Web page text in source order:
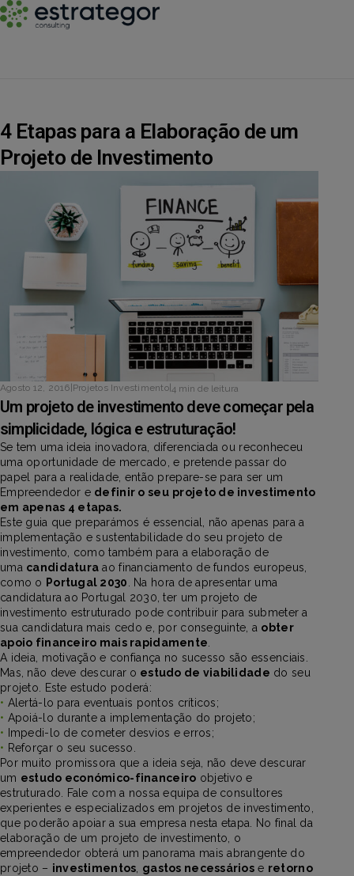
4 Etapas para a Elaboração de um
Projeto de Investimento
Agosto 12, 2016 Projetos Investimento| 4 min de leitura
Um projeto de investimento deve começar pela
simplicidade, lógica e estruturação!
Se tem uma ideia inovadora, diferenciada ou reconheceu
uma oportunidade de mercado, e pretende passar do
papel para a realidade, então prepare-se para ser um
Empreendedor e definir o seu projeto de investimento
em apenas 4 etapas.
Este guia que preparámos é essencial, não apenas para a
implementação e sustentabilidade do seu projeto de
investimento, como também para a elaboração de
uma candidatura ao financiamento de fundos europeus,
como o Portugal 2030. Na hora de apresentar uma
candidatura ao Portugal 2030, ter um projeto de
investimento estruturado pode contribuir para submeter a
sua candidatura mais cedo e, por conseguinte, a obter
apoio financeiro mais rapidamente.
A ideia, motivação e confiança no sucesso são essenciais.
Mas, não deve descurar o estudo de viabilidade do seu
projeto. Este estudo poderá:
• Alertá-lo para eventuais pontos críticos;
• Apoiá-lo durante a implementação do projeto;
•
Impedi-lo de cometer desvios e erros;
• Reforçar o seu sucesso.
Por muito promissora que a ideia seja, não deve descurar
um estudo económico-financeiro objetivo e
estruturado. Fale com a nossa equipa de consultores
experientes e especializados em projetos de investimento,
que poderão apoiar a sua empresa nesta etapa. No final da
elaboração de um projeto de investimento, o
empreendedor obterá um panorama mais abrangente do
projeto – investimentos, gastos necessários e retorno